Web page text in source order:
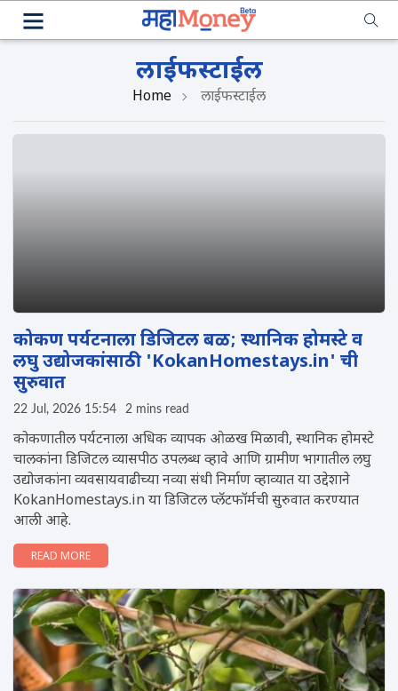
लाईफस्टाईल
Home लाईफस्टाईल
कोकण पर्यटनाला डिजिटल बळ; स्थानिक होमस्टे व
लघु उद्योजकांसाठी 'KokanHomestays.in' ची
सुरुवात
22 Jul, 2026 15:54 2 mins read
कोकणातील पर्यटनाला अधिक व्यापक ओळख मिळावी, स्थानिक होमस्टे
चालकांना डिजिटल व्यासपीठ उपलब्ध व्हावे आणि ग्रामीण भागातील लघु
उद्योजकांना व्यवसायवाढीच्या नव्या संधी निर्माण व्हाव्यात या उद्देशाने
KokanHomestays.in या डिजिटल प्लॅटफॉर्मची सुरुवात करण्यात
आली आहे.
READ MORE